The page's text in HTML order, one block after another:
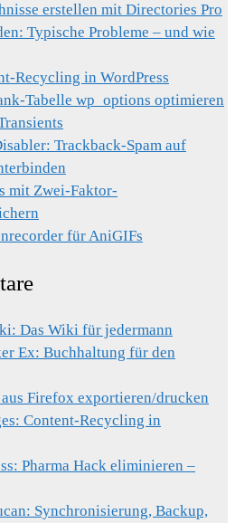
erstellen mit Directories Pro
Typische Probleme – und wie
Recycling in WordPress
Tabelle wp_options optimieren
Trackback-Spam auf
mit Zwei-Faktor-
für AniGIFs
Das Wiki für jedermann
Ex: Buchhaltung für den
aus Firefox exportieren/drucken
Content-Recycling in
Pharma Hack eliminieren –
Synchronisierung, Backup,